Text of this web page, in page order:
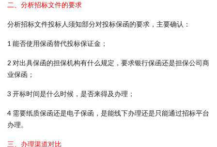
二、分析招标文件的要求
分析招标文件投标人须知部分对投标保函的要求，主要确认：
1 能否使用保函替代投标保证金；
2 对出具保函的担保机构有什么规定，要求银行保函还是担保公司商
业保函；
3 开标时间是什么时候，是否来得及办理；
4 需要纸质保函还是电子保函，是能线下办理还是只能通过招标平台
办理。
三、办理渠道对比